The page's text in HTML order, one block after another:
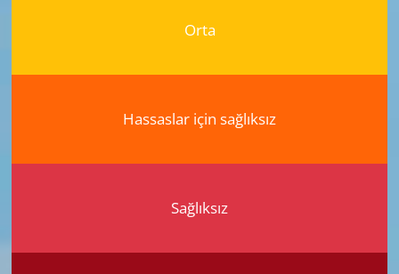
Orta
Hassaslar için sağlıksız
Sağlıksız